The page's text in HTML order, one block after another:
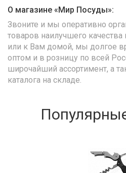
О магазине «Мир Посуды»:
Звоните и мы оперативно
товаров наилучшего
или к Вам домой, мы долгое
оптом и в розницу по всей
широчайший ассортимент, а
каталога на складе.